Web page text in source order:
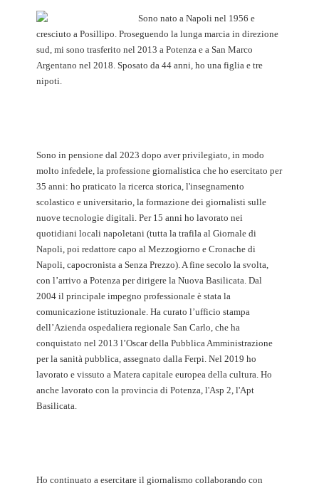
Sono nato a Napoli nel 1956 e
cresciuto a Posillipo. Proseguendo la lunga marcia in direzione
sud, mi sono trasferito nel 2013 a Potenza e a San Marco
Argentano nel 2018. Sposato da 44 anni, ho una figlia e tre
nipoti.
Sono in pensione dal 2023 dopo aver privilegiato, in modo
molto infedele, la professione giornalistica che ho esercitato per
35 anni: ho praticato la ricerca storica, l'insegnamento
scolastico e universitario, la formazione dei giornalisti sulle
nuove tecnologie digitali. Per 15 anni ho lavorato nei
quotidiani locali napoletani (tutta la trafila al Giornale di
Napoli, poi redattore capo al Mezzogiorno e Cronache di
Napoli, capocronista a Senza Prezzo). A fine secolo la svolta,
con l’arrivo a Potenza per dirigere la Nuova Basilicata. Dal
2004 il principale impegno professionale è stata la
comunicazione istituzionale. Ha curato l’ufficio stampa
dell’Azienda ospedaliera regionale San Carlo, che ha
conquistato nel 2013 l’Oscar della Pubblica Amministrazione
per la sanità pubblica, assegnato dalla Ferpi. Nel 2019 ho
lavorato e vissuto a Matera capitale europea della cultura. Ho
anche lavorato con la provincia di Potenza, l'Asp 2, l'Apt
Basilicata.
Ho continuato a esercitare il giornalismo collaborando con